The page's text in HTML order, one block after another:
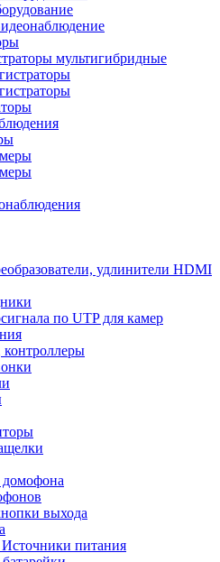
мультигибридные
удлинители HDMI
по UTP для камер
выхода
Источники питания